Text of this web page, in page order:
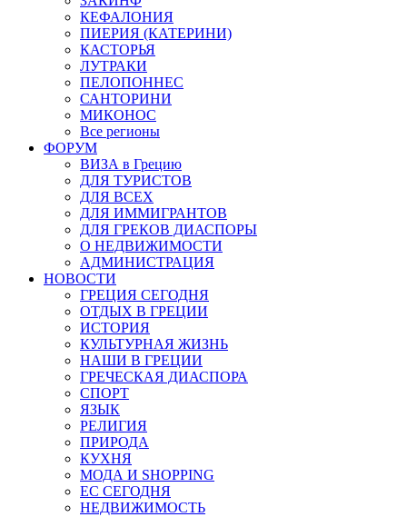
КЕФАЛОНИЯ
ПИЕРИЯ (КАТЕРИНИ)
КАСТОРЬЯ
ЛУТРАКИ
ПЕЛОПОННЕС
САНТОРИНИ
МИКОНОС
Все регионы
ФОРУМ
ВИЗА в Грецию
ДЛЯ ТУРИСТОВ
ДЛЯ ВСЕХ
ДЛЯ ИММИГРАНТОВ
ДЛЯ ГРЕКОВ ДИАСПОРЫ
О НЕДВИЖИМОСТИ
АДМИНИСТРАЦИЯ
НОВОСТИ
ГРЕЦИЯ СЕГОДНЯ
ОТДЫХ В ГРЕЦИИ
ИСТОРИЯ
КУЛЬТУРНАЯ ЖИЗНЬ
НАШИ В ГРЕЦИИ
ГРЕЧЕСКАЯ ДИАСПОРА
СПОРТ
ЯЗЫК
РЕЛИГИЯ
ПРИРОДА
КУХНЯ
МОДА И SHOPPING
ЕС СЕГОДНЯ
НЕДВИЖИМОСТЬ